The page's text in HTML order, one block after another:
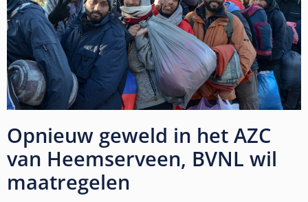
Opnieuw geweld in het AZC
van Heemserveen, BVNL wil
maatregelen